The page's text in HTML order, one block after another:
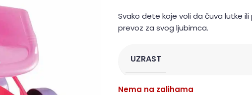
Svako dete koje voli da čuva lutke
prevoz za svog ljubimca.
UZRAST
Nema na zalihama